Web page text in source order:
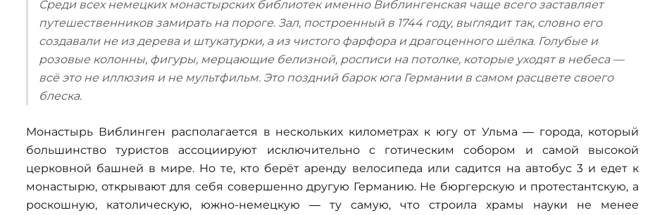
Среди всех немецких монастырских библиотек именно Виблингенская чаще всего заставляет
путешественников замирать на пороге. Зал, построенный в 1744 году, выглядит так, словно его
создавали не из дерева и штукатурки, а из чистого фарфора и драгоценного шёлка. Голубые и
розовые колонны, фигуры, мерцающие белизной, росписи на потолке, которые уходят в небеса —
всё это не иллюзия и не мультфильм. Это поздний барок юга Германии в самом расцвете своего
блеска.
Монастырь Виблинген располагается в нескольких километрах к югу от Ульма — города, который
большинство туристов ассоциируют исключительно с готическим собором и самой высокой
церковной башней в мире. Но те, кто берёт аренду велосипеда или садится на автобус 3 и едет к
монастырю, открывают для себя совершенно другую Германию. Не бюргерскую и протестантскую, а
роскошную, католическую, южно-немецкую — ту самую, что строила храмы науки не менее